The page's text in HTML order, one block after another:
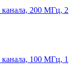
200 МГц, 2
100 МГц, 1